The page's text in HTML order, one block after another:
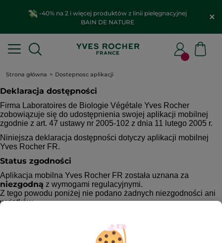
-40% na 2 i więcej produktów z linii pielęgnacyjnej
BAIN DE NATURE
Strona główna Dostepnosc aplikacji
Deklaracja dostępności
Firma Laboratoires de Biologie Végétale Yves Rocher
zobowiązuje się do udostępnienia swojej aplikacji mobilnej
zgodnie z art. 47 ustawy nr 2005-102 z dnia 11 lutego 2005 r.
Niniejsza deklaracja dostępności dotyczy aplikacji mobilnej
Yves Rocher FR.
Status zgodności
Aplikacja mobilna Yves Rocher FR została uznana za
niezgodną z wymogami regulacyjnymi.
Z tego powodu poniżej nie podano żadnych niezgodności ani
wyjątków.
Technologie wykorzystane do stworzenia aplikacji